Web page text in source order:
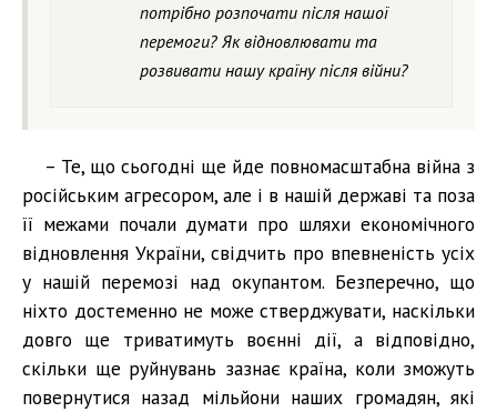
потрібно розпочати після нашої
перемоги? Як відновлювати та
розвивати нашу країну після війни?
– Те, що сьогодні ще йде повномасштабна війна з
російським агресором, але і в нашій державі та поза
її межами почали думати про шляхи економічного
відновлення України, свідчить про впевненість усіх
у нашій перемозі над окупантом. Безперечно, що
ніхто достеменно не може стверджувати, наскільки
довго ще триватимуть воєнні дії, а відповідно,
скільки ще руйнувань зазнає країна, коли зможуть
повернутися назад мільйони наших громадян, які